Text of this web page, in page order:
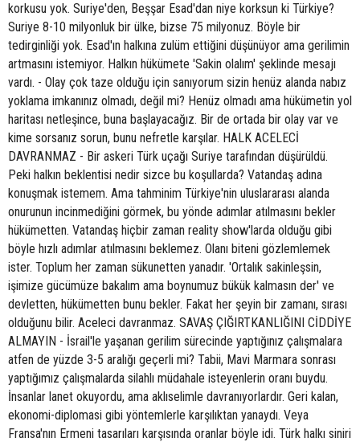
korkusu yok. Suriye'den, Beşşar Esad'dan niye korksun ki Türkiye?
Suriye 8-10 milyonluk bir ülke, bizse 75 milyonuz. Böyle bir
tedirginliği yok. Esad'ın halkına zulüm ettiğini düşünüyor ama gerilimin
artmasını istemiyor. Halkın hükümete 'Sakin olalım' şeklinde mesajı
vardı. - Olay çok taze olduğu için sanıyorum sizin henüz alanda nabız
yoklama imkanınız olmadı, değil mi? Henüz olmadı ama hükümetin yol
haritası netleşince, buna başlayacağız. Bir de ortada bir olay var ve
kime sorsanız sorun, bunu nefretle karşılar. HALK ACELECİ
DAVRANMAZ - Bir askeri Türk uçağı Suriye tarafından düşürüldü.
Peki halkın beklentisi nedir sizce bu koşullarda? Vatandaş adına
konuşmak istemem. Ama tahminim Türkiye'nin uluslararası alanda
onurunun incinmediğini görmek, bu yönde adımlar atılmasını bekler
hükümetten. Vatandaş hiçbir zaman reality show'larda olduğu gibi
böyle hızlı adımlar atılmasını beklemez. Olanı biteni gözlemlemek
ister. Toplum her zaman sükunetten yanadır. 'Ortalık sakinleşsin,
işimize gücümüze bakalım ama boynumuz bükük kalmasın der' ve
devletten, hükümetten bunu bekler. Fakat her şeyin bir zamanı, sırası
olduğunu bilir. Aceleci davranmaz. SAVAŞ ÇIĞIRTKANLIĞINI CİDDİYE
ALMAYIN - İsrail'le yaşanan gerilim sürecinde yaptığınız çalışmalara
atfen de yüzde 3-5 aralığı geçerli mi? Tabii, Mavi Marmara sonrası
yaptığımız çalışmalarda silahlı müdahale isteyenlerin oranı buydu.
İnsanlar lanet okuyordu, ama aklıselimle davranıyorlardır. Geri kalan,
ekonomi-diplomasi gibi yöntemlerle karşılıktan yanaydı. Veya
Fransa'nın Ermeni tasarıları karşısında oranlar böyle idi. Türk halkı siniri